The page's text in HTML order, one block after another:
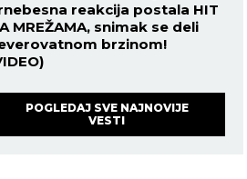
reakcija postala HIT
MREŽAMA, snimak se deli
brzinom!
POGLEDAJ SVE NAJNOVIJE
VESTI